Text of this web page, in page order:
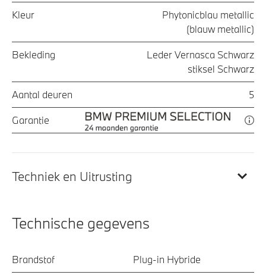
Kleur
Phytonicblau metallic
(blauw metallic)
Bekleding
Leder Vernasca Schwarz
stiksel Schwarz
Aantal deuren 5
Garantie
Techniek en Uitrusting
Technische gegevens
Brandstof Plug-in Hybride